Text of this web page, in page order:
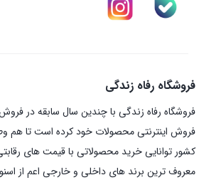
فروشگاه رفاه زندگی
فروشگاه رفاه زندگی با چندین سال سابقه در
فروش اینترنتی محصولات خود کرده است تا هم
کشور توانایی خرید محصولاتی با قیمت های
معروف ترین برند های داخلی و خارجی اعم از